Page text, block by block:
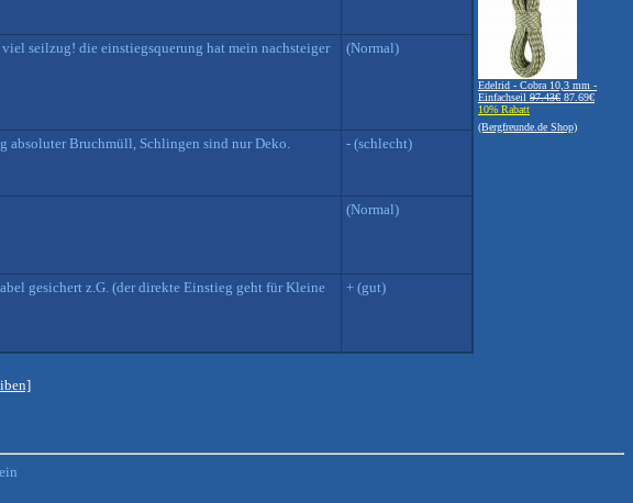
seilzug! die einstiegsquerung hat mein nachsteiger
(Normal)
absoluter Bruchmüll, Schlingen sind nur Deko. - (schlecht)
(Normal)
gesichert z.G. (der direkte Einstieg geht für Kleine
+ (gut)
Edelrid - Cobra 10,3 mm -
Einfachseil 97.43€ 87.69€
10% Rabatt
(Bergfreunde.de Shop)